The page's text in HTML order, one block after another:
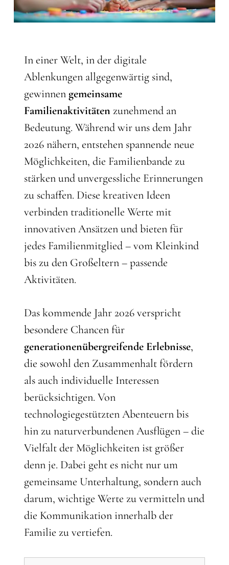
In einer Welt, in der digitale
Ablenkungen allgegenwärtig sind,
gewinnen gemeinsame
Familienaktivitäten zunehmend an
Bedeutung. Während wir uns dem Jahr
2026 nähern, entstehen spannende neue
Möglichkeiten, die Familienbande zu
stärken und unvergessliche Erinnerungen
zu schaffen. Diese kreativen Ideen
verbinden traditionelle Werte mit
innovativen Ansätzen und bieten für
jedes Familienmitglied – vom Kleinkind
bis zu den Großeltern – passende
Aktivitäten.
Das kommende Jahr 2026 verspricht
besondere Chancen für
generationenübergreifende Erlebnisse,
die sowohl den Zusammenhalt fördern
als auch individuelle Interessen
berücksichtigen. Von
technologiegestützten Abenteuern bis
hin zu naturverbundenen Ausflügen – die
Vielfalt der Möglichkeiten ist größer
denn je. Dabei geht es nicht nur um
gemeinsame Unterhaltung, sondern auch
darum, wichtige Werte zu vermitteln und
die Kommunikation innerhalb der
Familie zu vertiefen.